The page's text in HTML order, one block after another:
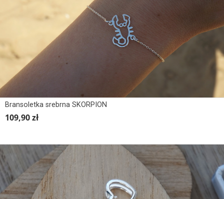
Bransoletka srebrna SKORPION
109,90 zł